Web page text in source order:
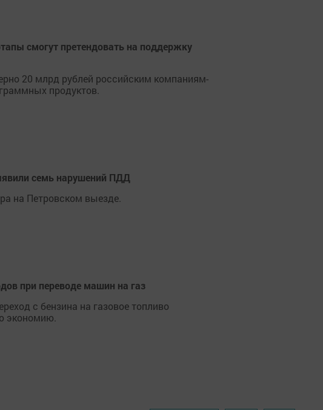
смогут претендовать на поддержку
20 млрд рублей российским компаниям-
продуктов.
семь нарушений ПДД
на Петровском выезде.
при переводе машин на газ
с бензина на газовое топливо
экономию.